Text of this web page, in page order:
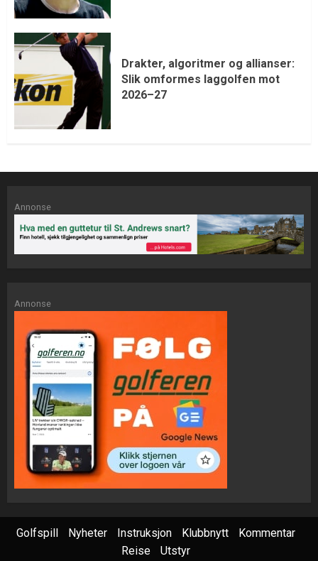
Drakter, algoritmer og allianser:
Slik omformes laggolfen mot
2026–27
Annonse
Annonse
Golfspill Nyheter Instruksjon Klubbnytt
Kommentar
Reise
Utstyr